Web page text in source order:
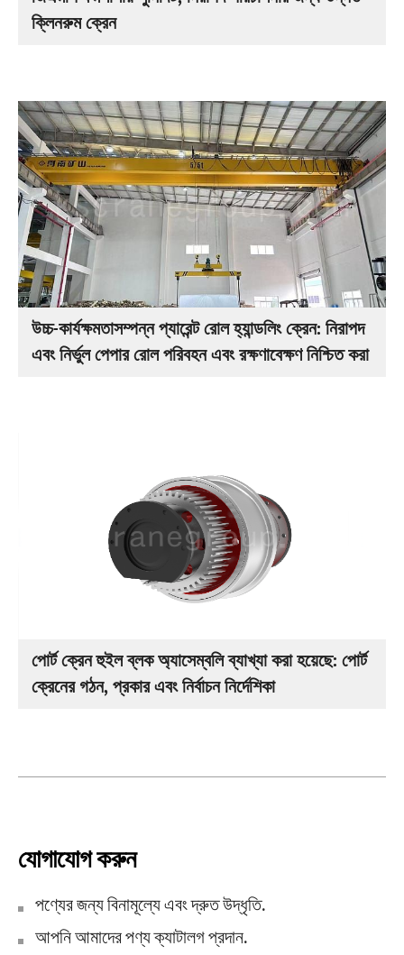
ক্লিনরুম ক্রেন
উচ্চ-কার্যক্ষমতাসম্পন্ন প্যারেন্ট রোল হ্যান্ডলিং ক্রেন: নিরাপদ
এবং নির্ভুল পেপার রোল পরিবহন এবং রক্ষণাবেক্ষণ নিশ্চিত করা
পোর্ট ক্রেন হুইল ব্লক অ্যাসেম্বলি ব্যাখ্যা করা হয়েছে: পোর্ট
ক্রেনের গঠন, প্রকার এবং নির্বাচন নির্দেশিকা
যোগাযোগ করুন
পণ্যের জন্য বিনামূল্যে এবং দ্রুত উদ্ধৃতি.
আপনি আমাদের পণ্য ক্যাটালগ প্রদান.